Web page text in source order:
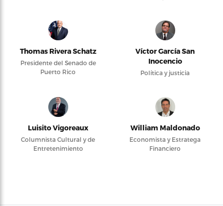
Thomas Rivera Schatz
Presidente del Senado de
Puerto Rico
Víctor García San
Inocencio
Política y justicia
Luisito Vigoreaux
Columnista Cultural y de
Entretenimiento
William Maldonado
Economista y Estratega
Financiero